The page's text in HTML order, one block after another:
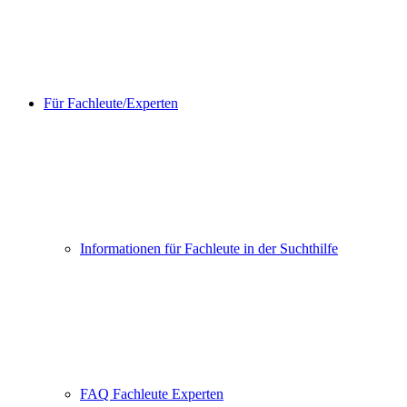
Für Fachleute/Experten
Informationen für Fachleute in der Suchthilfe
FAQ Fachleute Experten